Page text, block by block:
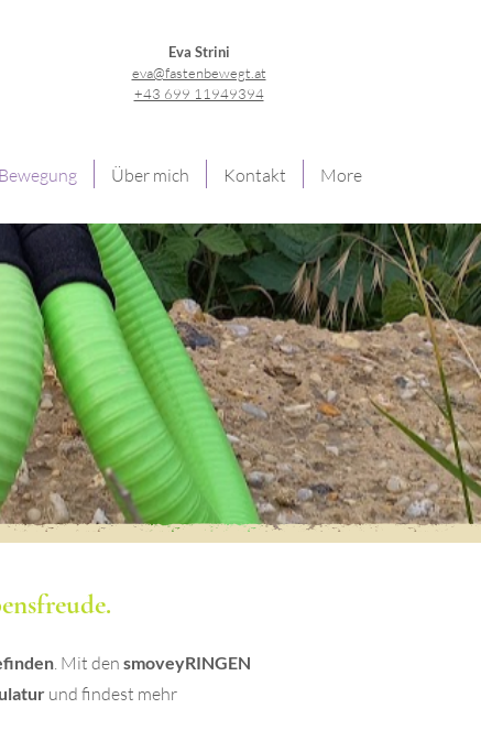
Eva Strini
eva@fastenbewegt.at
+43 699 11949394
Bewegung Über mich Kontakt More
. Mit den smoveyRINGEN
und findest mehr